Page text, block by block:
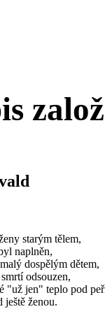
starým tělem,
naplněn,
dospělým dětem,
odsouzen,
"už jen" teplo pod
ještě ženou.